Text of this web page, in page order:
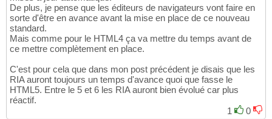
De plus, je pense que les éditeurs de navigateurs vont faire en
sorte d'être en avance avant la mise en place de ce nouveau
standard.
Mais comme pour le HTML4 ça va mettre du temps avant de
ce mettre complètement en place.
C'est pour cela que dans mon post précédent je disais que les
RIA auront toujours un temps d'avance quoi que fasse le
HTML5. Entre le 5 et 6 les RIA auront bien évolué car plus
réactif.
1
0